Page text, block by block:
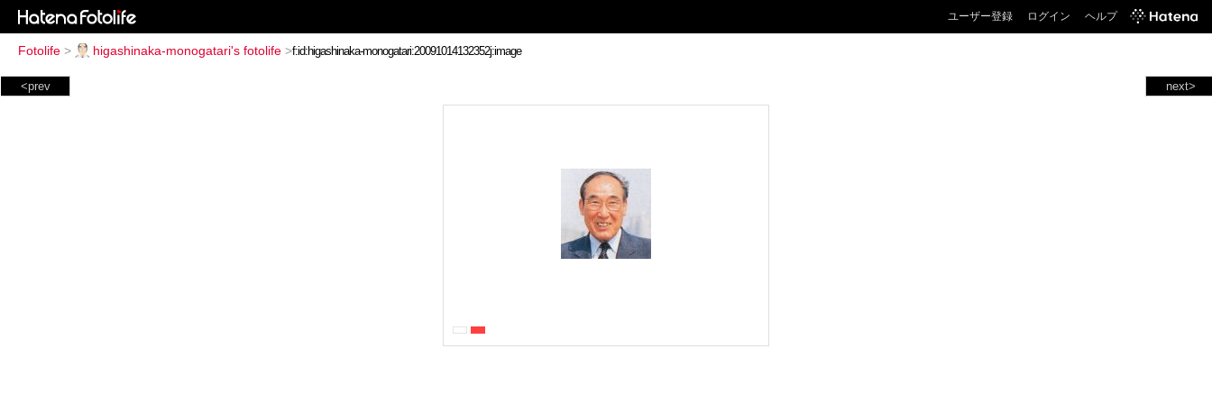
ユーザー登録 ログイン ヘルプ
Fotolife > higashinaka-monogatari's fotolife >
next>
<prev